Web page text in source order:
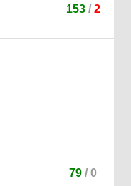
153/ 2
79 / 0